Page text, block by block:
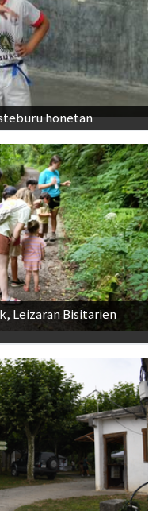
honetan
Leizaran Bisitarien